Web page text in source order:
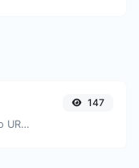
Encode any string input to URL format.
147